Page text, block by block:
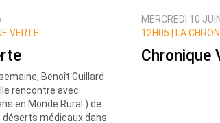
tous les nouveaux commentaires de cette
VERTE
Benoît Guillard
rencontre avec
en Monde Rural ) de
déserts médicaux dans
MERCREDI 10
12H05 |
LA
Chronique